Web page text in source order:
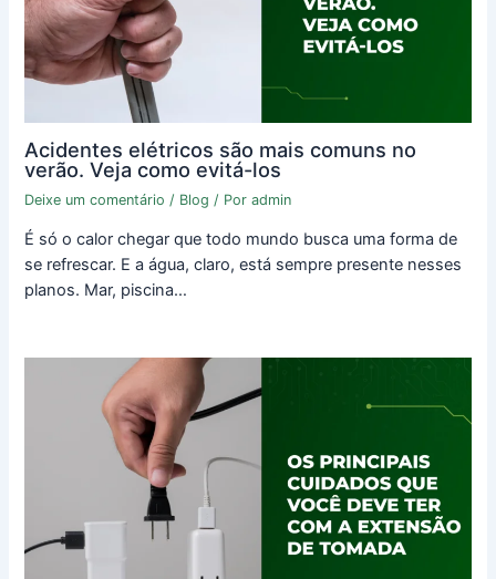
Acidentes elétricos são mais comuns no
verão. Veja como evitá-los
Deixe um comentário / Blog / Poradmin
É só o calor chegar que todo mundo busca uma forma de
se refrescar. E a água, claro, está sempre presente nesses
planos. Mar, piscina…